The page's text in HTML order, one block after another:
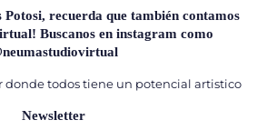
Potosi, recuerda que también contamos
Buscanos en instagram como
todos tiene un potencial artistico
Newsletter